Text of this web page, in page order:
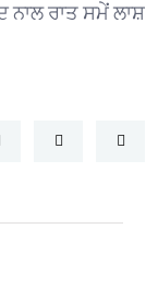
ਨਾਲ ਰਾਤ ਸਮੇਂ ਲਾਸ਼